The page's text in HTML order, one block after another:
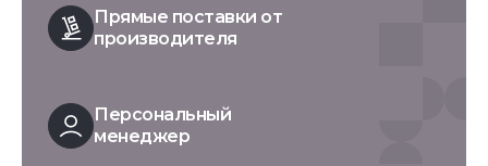
Прямые поставки от
производителя
Персональный
менеджер